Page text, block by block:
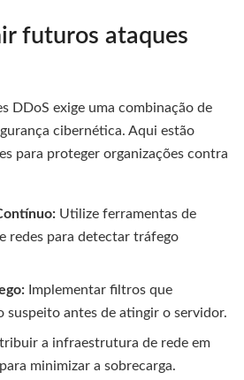
futuros ataques
DDoS exige uma combinação de
cibernética. Aqui estão
para proteger organizações contra
Utilize ferramentas de
redes para detectar tráfego
Implementar filtros que
suspeito antes de atingir o servidor.
a infraestrutura de rede em
minimizar a sobrecarga.